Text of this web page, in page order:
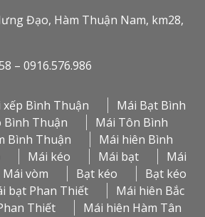
Đạo, Hàm Thuận Nam, km28,
– 0916.576.986
xếp Bình Thuận
Mái Bạt Bình
Bình Thuận
Mái Tôn Bình
Bình Thuận
Mái hiên Bình
Mái kéo Mái bạt
Mái
Mái vòm Bạt kéo
Bạt kéo
bạt Phan Thiết
Mái hiên Bắc
Thiết
Mái hiên Hàm Tân